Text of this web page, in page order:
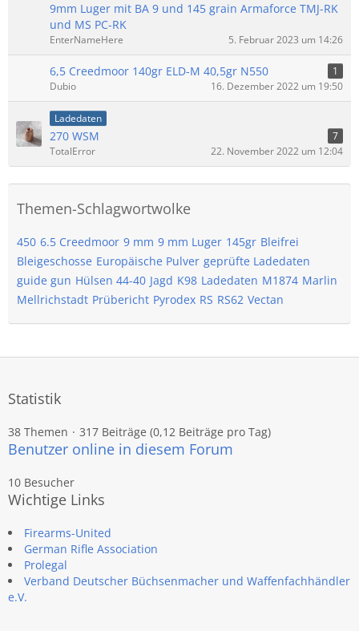
9mm Luger mit BA 9 und 145 grain Armaforce TMJ-RK
und MS PC-RK
EnterNameHere 5. Februar 2023 um 14:26
6,5 Creedmoor 140gr ELD-M 40,5gr N550
1
Dubio
16. Dezember 2022 um 19:50
Ladedaten
270 WSM
7
TotalError
22. November 2022 um 12:04
Themen-Schlagwortwolke
450 6.5 Creedmoor 9 mm 9 mm Luger 145gr Bleifrei
Bleigeschosse Europäische Pulver geprüfte Ladedaten
guide gun Hülsen 44-40 Jagd K98 Ladedaten M1874 Marlin
Mellrichstadt Prübericht Pyrodex RS RS62 Vectan
Statistik
38 Themen 317 Beiträge (0,12 Beiträge pro Tag)
Benutzer online in diesem Forum
10 Besucher
Wichtige Links
Firearms-United
German Rifle Association
Prolegal
Verband Deutscher Büchsenmacher und Waffenfachhändler
e.V.